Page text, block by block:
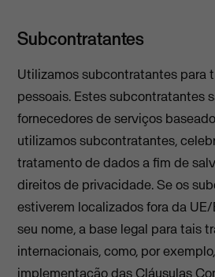
Subcontratantes
Utilizamos subcontratantes para
pessoais. Estes subcontratantes
fornecedores de serviços
utilizamos subcontratantes,
tratamento de dados a fim de
direitos de privacidade. Se os
estiverem localizados fora da UE/
seu nome, a base legal para tais
internacionais, como, por
implementação das Cláusulas